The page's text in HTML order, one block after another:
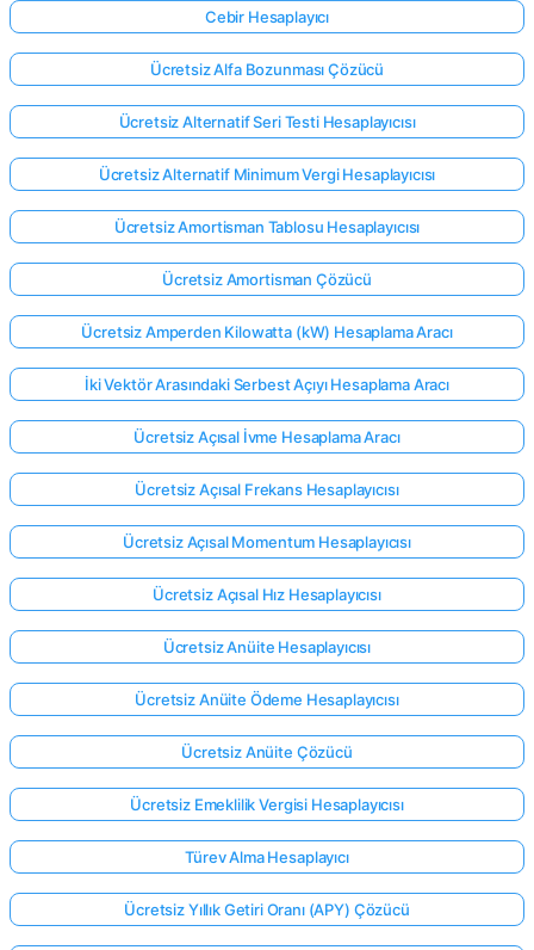
Cebir Hesaplayıcı
Ücretsiz Alfa Bozunması Çözücü
Ücretsiz Alternatif Seri Testi Hesaplayıcısı
Ücretsiz Alternatif Minimum Vergi Hesaplayıcısı
Ücretsiz Amortisman Tablosu Hesaplayıcısı
Ücretsiz Amortisman Çözücü
Ücretsiz Amperden Kilowatta (kW) Hesaplama Aracı
İki Vektör Arasındaki Serbest Açıyı Hesaplama Aracı
Ücretsiz Açısal İvme Hesaplama Aracı
Ücretsiz Açısal Frekans Hesaplayıcısı
Ücretsiz Açısal Momentum Hesaplayıcısı
Ücretsiz Açısal Hız Hesaplayıcısı
Ücretsiz Anüite Hesaplayıcısı
Ücretsiz Anüite Ödeme Hesaplayıcısı
Ücretsiz Anüite Çözücü
Ücretsiz Emeklilik Vergisi Hesaplayıcısı
Türev Alma Hesaplayıcı
Ücretsiz Yıllık Getiri Oranı (APY) Çözücü